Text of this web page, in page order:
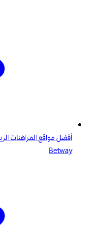
أفضل مواقع المراهنات
Betway